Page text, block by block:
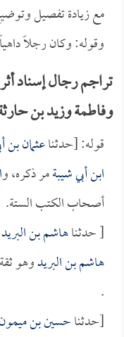
مع زيادة تفصيل
وقوله: وكان رجلاً
تراجم رجال إسناد
وفاطمة وزيد بن
قوله: [حدثناعثمان بن
ابن أبي شيبةمر ذكره، و
أصحاب الكتب الستة.
[ حدثناهاشم بن البريد
هاشم بن البريدوهو
.
[حدثناحسين بن ميمون